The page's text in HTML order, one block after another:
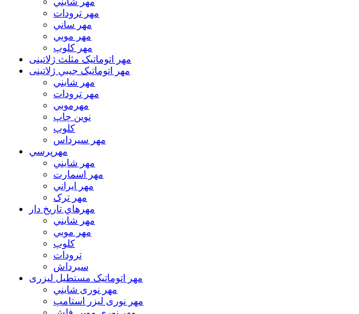
مهر ترودات
مهر ساني
مهر موبي
مهر كلوپ
مهر اتوماتیک مثلث ژلاتینی
مهر اتوماتیک جيبي ژلاتینی
مهر شايني
مهر ترودات
مهرموبي
نوين چاپ
کلوپ
مهر سيرداس
مهرپرسي
مهر شايني
مهر اسمارت
مهر ايراني
مهر ترک
مهرهاي تاريخ دار
مهر شايني
مهر موبي
کلوپ
ترودات
سیرداش
مهر اتوماتیک مستطیل لیزری
مهر نوری شايني
مهر نوری لیزر استامپ